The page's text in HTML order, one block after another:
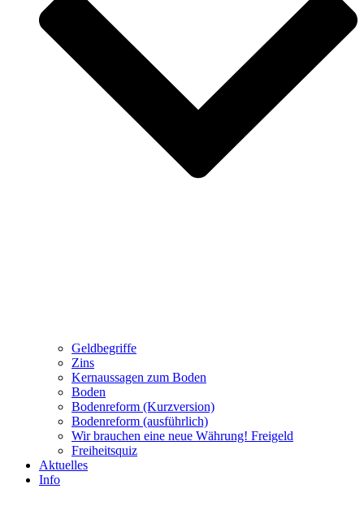
Geldbegriffe
Zins
Kernaussagen zum Boden
Boden
Bodenreform (Kurzversion)
Bodenreform (ausführlich)
Wir brauchen eine neue Währung! Freigeld
Freiheitsquiz
Aktuelles
Info